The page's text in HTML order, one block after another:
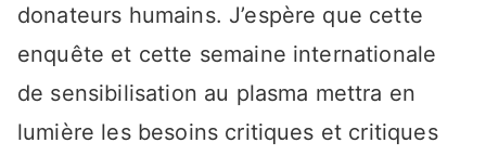
donateurs humains. J’espère que cette
enquête et cette semaine internationale
de sensibilisation au plasma mettra en
lumière les besoins critiques et critiques